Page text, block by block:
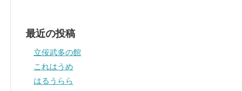
最近の投稿
立佞武多の館
これはうめ
はるうらら